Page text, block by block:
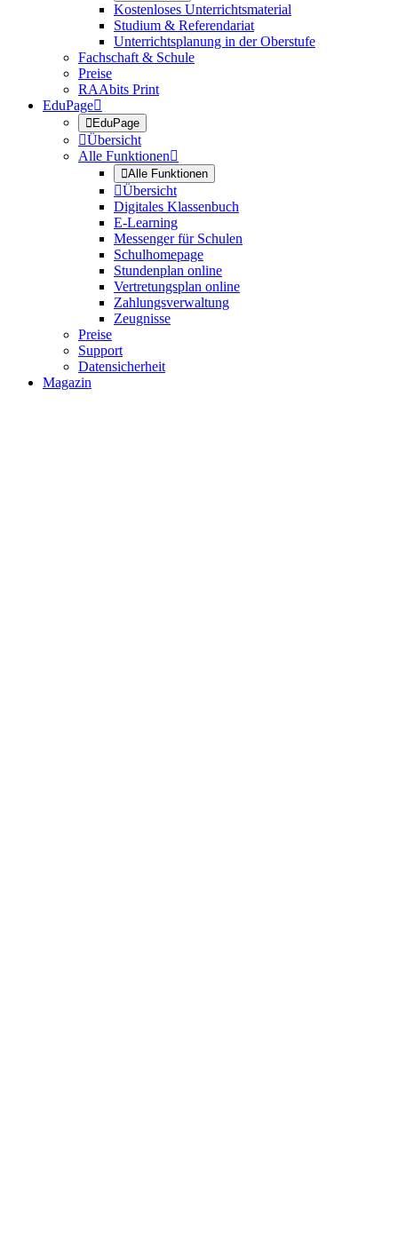
Kostenloses Unterrichtsmaterial
Studium & Referendariat
Unterrichtsplanung in der Oberstufe
Fachschaft & Schule
Preise
RAAbits Print
EduPage
EduPage
Übersicht
Alle Funktionen
Alle Funktionen
Übersicht
Digitales Klassenbuch
E-Learning
Messenger für Schulen
Schulhomepage
Stundenplan online
Vertretungsplan online
Zahlungsverwaltung
Zeugnisse
Preise
Support
Datensicherheit
Magazin